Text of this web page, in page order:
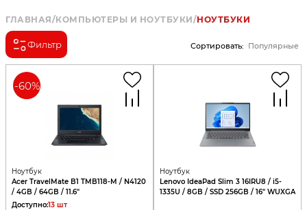
ГЛАВНАЯ/КОМПЬЮТЕРЫ И НОУТБУКИ/НОУТБУКИ
Фильтр Сортировать: Популярные
-60%
Ноутбук
Acer TravelMate B1 TMB118-M / N4120
/ 4GB / 64GB / 11.6"
Доступно:13 шт
Ноутбук
Lenovo IdeaPad Slim 3 16IRU8 / i5-
1335U / 8GB / SSD 256GB / 16" WUXGA